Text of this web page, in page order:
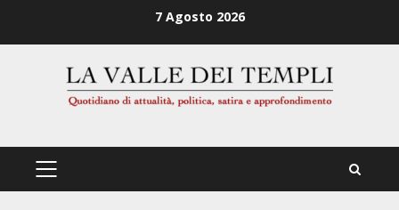
7 Agosto 2026
PRIMÄRES